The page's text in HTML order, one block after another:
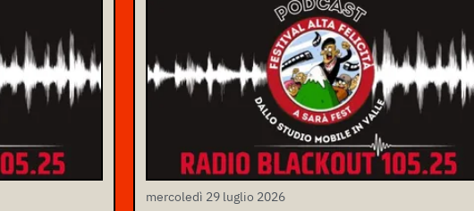
mercoledì 29 luglio 2026